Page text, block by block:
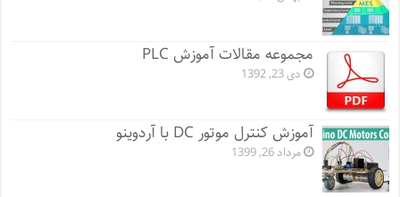
مجموعه مقالات آموزش PLC
دی 23, 1392
آموزش کنترل موتور DC با آردوینو
مرداد 26, 1399